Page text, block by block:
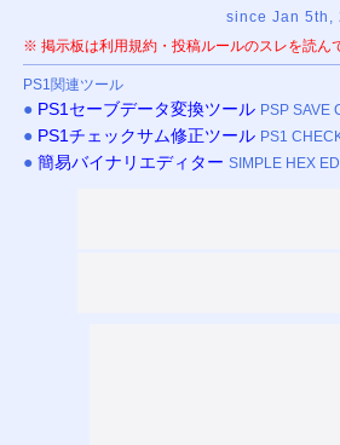
since Jan 5th,
※ 掲示板は利用規約・投稿ルールのスレを読ん
PS1関連ツール
● PS1セーブデータ変換ツール PSP SAVE
● PS1チェックサム修正ツール PS1
● 簡易バイナリエディター SIMPLE HEX